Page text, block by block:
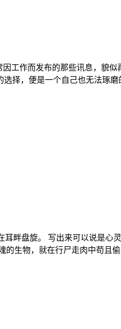
工作而发布的那些讯息，貌
择，便是一个自己也无法琢
畔盘旋。 写出来可以说是心
生物，就在行尸走肉中苟且偷